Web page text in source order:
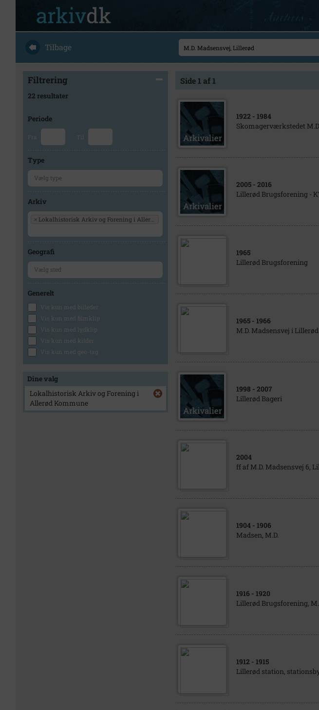
Tilbage
Filtrering
22 resultater
Periode
Fra Til
Type
Arkiv
× Lokalhistorisk Arkiv og Forening i Allerød Kommune
Geografi
Generelt
Vis kun med billeder
Vis kun med filmklip
Vis kun med lydklip
Vis kun med kilder
Vis kun med geo-tag
Dine valg
Lokalhistorisk Arkiv og Forening i
Allerød Kommune
Side 1 af 1
1922 - 1984
Skomagerværkstedet
2005 - 2016
Lillerød Brugsforening -
1965
Lillerød Brugsforening
1965 - 1966
M.D. Madsensvej i Lillerød
1998 - 2007
Lillerød Bageri
2004
ff af M.D. Madsensvej 6,
1904 - 1906
Madsen, M.D.
1916 - 1920
Lillerød Brugsforening,
1912 - 1915
Lillerød station,